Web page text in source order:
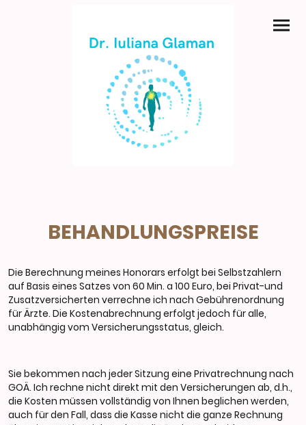
BEHANDLUNGSPREISE
Die Berechnung meines Honorars erfolgt bei Selbstzahlern
auf Basis eines Satzes von 60 Min. a 100 Euro, bei Privat-und
Zusatzversicherten verrechne ich nach Gebührenordnung
für Ärzte. Die Kostenabrechnung erfolgt jedoch für alle,
unabhängig vom Versicherungsstatus, gleich.
Sie bekommen nach jeder Sitzung eine Privatrechnung nach
GOÄ. Ich rechne nicht direkt mit den Versicherungen ab, d.h.,
die Kosten müssen vollständig von Ihnen beglichen werden,
auch für den Fall, dass die Kasse nicht die ganze Rechnung